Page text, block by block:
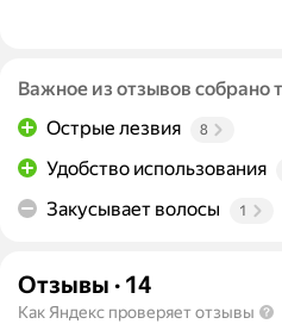
Важное из отзывов собрано
Острые лезвия
8
Удобство использования
Закусывает волосы 1
Отзывы · 14
Как Яндекс проверяет отзывы